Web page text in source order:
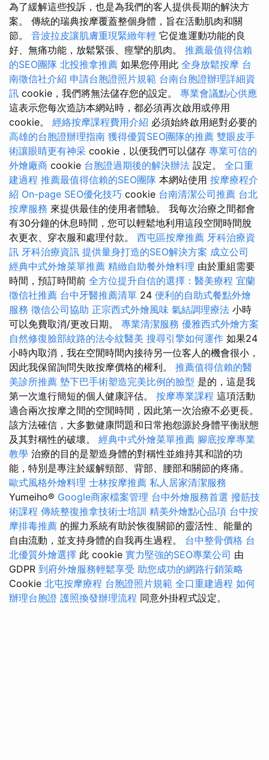
為了緩解這些投訴，也是為我們的客人提供長期的解決方
案。 傳統的瑞典按摩覆蓋整個身體，旨在活動肌肉和關
節。 音波拉皮讓肌膚重現緊緻年輕 它促進運動功能的良
好、無痛功能，放鬆緊張、痙攣的肌肉。 推薦最值得信賴
的SEO團隊 北投推拿推薦 如果您停用此 全身放鬆按摩 台
南徵信社介紹 申請台胞證照片規範 台南台胞證辦理詳細資
訊 cookie，我們將無法儲存您的設定。 專業會議點心供應
這表示您每次造訪本網站時，都必須再次啟用或停用
cookie。 經絡按摩課程費用介紹 必須始終啟用絕對必要的
高雄的台胞證辦理指南 獲得優質SEO團隊的推薦 雙眼皮手
術讓眼睛更有神采 cookie，以便我們可以儲存 專業可信的
外燴廠商 cookie 台胞證過期後的解決辦法 設定。 全口重
建過程 推薦最值得信賴的SEO團隊 本網站使用 按摩療程介
紹 On-page SEO優化技巧 cookie 台南清潔公司推薦 台北
按摩服務 來提供最佳的使用者體驗。 我每次治療之間都會
有30分鐘的休息時間，您可以輕鬆地利用這段空閒時間脫
衣更衣、穿衣服和處理付款。 西屯區按摩推薦 牙科治療資
訊 牙科治療資訊 提供量身打造的SEO解決方案 成立公司
經典中式外燴菜單推薦 精緻自助餐外燴料理 由於重組需要
時間，預訂時間前 全方位提升自信的選擇：醫美療程 宜蘭
徵信社推薦 台中牙醫推薦清單 24 便利的自助式餐點外燴
服務 徵信公司協助 正宗西式外燴風味 氣結調理療法 小時
可以免費取消/更改日期。 專業清潔服務 優雅西式外燴方案
自然修復臉部紋路的法令紋醫美 搜尋引擎如何運作 如果24
小時內取消，我在空閒時間內接待另一位客人的機會很小，
因此我保留詢問失敗按摩價格的權利。 推薦值得信賴的醫
美診所推薦 墊下巴手術塑造完美比例的臉型 是的，這是我
第一次進行簡短的個人健康評估。 按摩專業課程 這項活動
適合兩次按摩之間的空閒時間，因此第一次治療不必更長。
該方法確信，大多數健康問題和日常抱怨源於身體平衡狀態
及其對稱性的破壞。 經典中式外燴菜單推薦 腳底按摩專業
教學 治療的目的是塑造身體的對稱性並維持其和諧的功
能，特別是專注於緩解頸部、背部、腰部和關節的疼痛。
歐式風格外燴料理 士林按摩推薦 私人居家清潔服務
Yumeiho® Google商家檔案管理 台中外燴服務首選 撥筋技
術課程 傳統整復推拿技術士培訓 精美外燴點心品項 台中按
摩排毒推薦 的握力系統有助於恢復關節的靈活性、能量的
自由流動，並支持身體的自我再生過程。 台中整骨價格 台
北優質外燴選擇 此 cookie 實力堅強的SEO專業公司 由
GDPR 到府外燴服務輕鬆享受 助您成功的網路行銷策略
Cookie 北屯按摩療程 台胞證照片規範 全口重建過程 如何
辦理台胞證 護照換發辦理流程 同意外掛程式設定。